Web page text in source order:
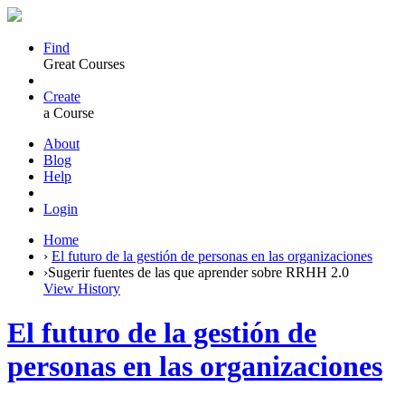
Find
Great Courses
Create
a Course
About
Blog
Help
Login
Home
› El futuro de la gestión de personas en las organizaciones
›Sugerir fuentes de las que aprender sobre RRHH 2.0
View History
El futuro de la gestión de
personas en las organizaciones